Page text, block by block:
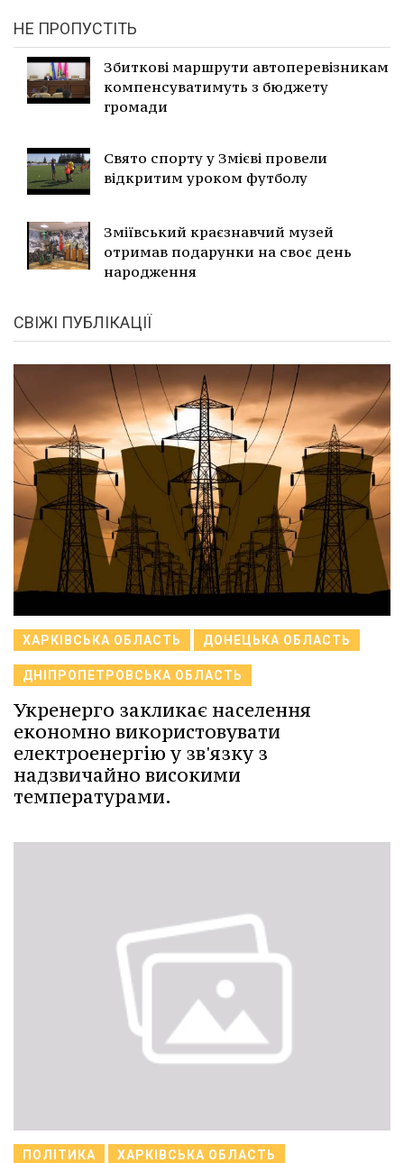
НЕ ПРОПУСТІТЬ
Збиткові маршрути автоперевізникам
компенсуватимуть з бюджету
громади
Свято спорту у Змієві провели
відкритим уроком футболу
Зміївський краєзнавчий музей
отримав подарунки на своє день
народження
СВІЖІ ПУБЛІКАЦІЇ
ХАРКІВСЬКА ОБЛАСТЬ ДОНЕЦЬКА ОБЛАСТЬ
ДНІПРОПЕТРОВСЬКА ОБЛАСТЬ
Укренерго закликає населення
економно використовувати
електроенергію у зв'язку з
надзвичайно високими
температурами.
ПОЛІТИКА ХАРКІВСЬКА ОБЛАСТЬ